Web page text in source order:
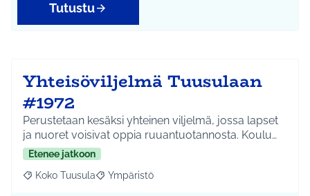
Tutustu
Yhteisöviljelmä Tuusulaan
#1972
Perustetaan kesäksi yhteinen viljelmä, jossa lapset
ja nuoret voisivat oppia ruuantuotannosta. Koulu…
Etenee jatkoon
Rajaa tulokset aihepiirin mukaan: Koko Tuusula
Koko Tuusula Rajaa tulokset teeman mukaan: Ympäristö
Ympäristö